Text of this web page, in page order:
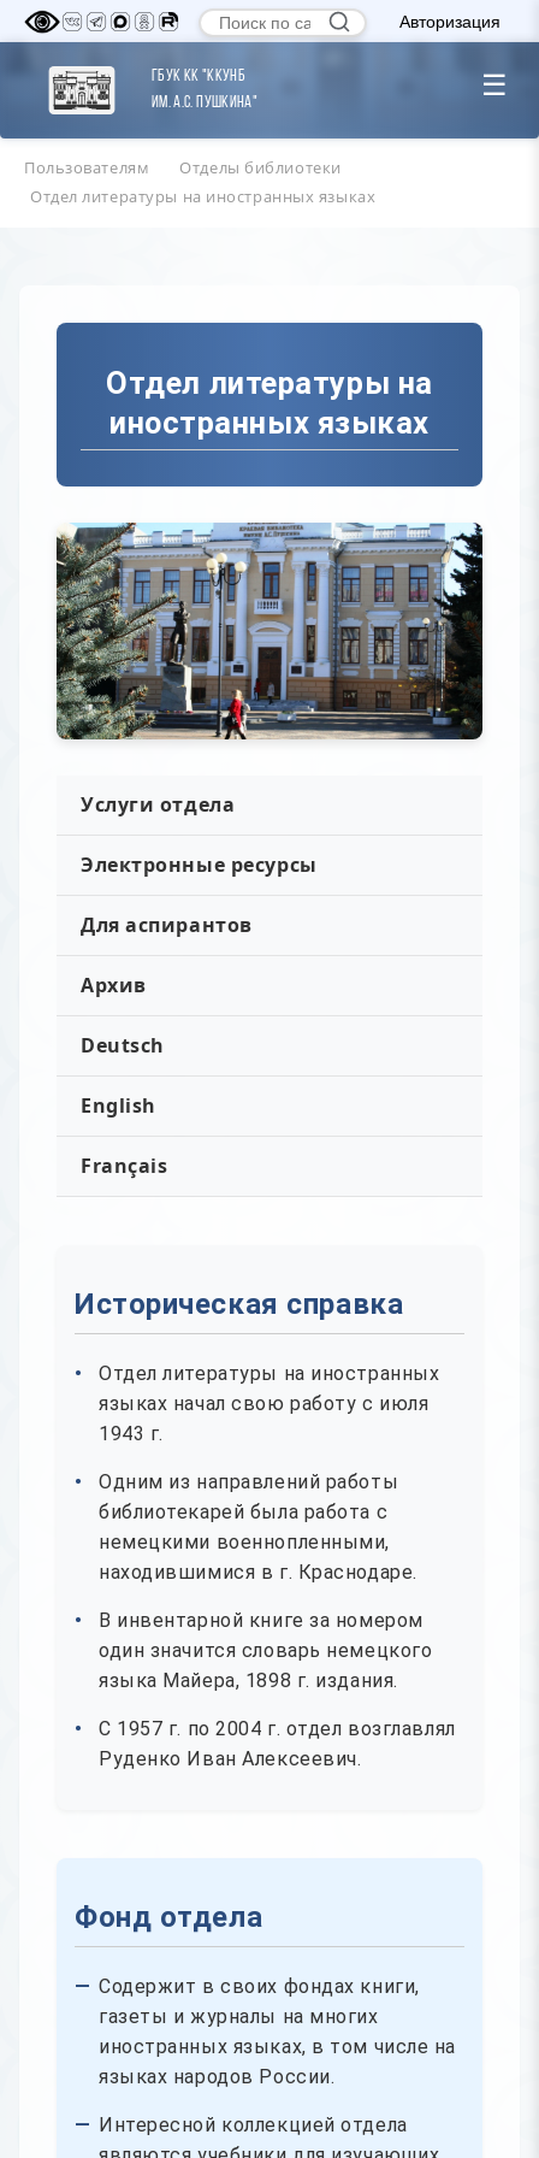
Авторизация
ГБУК КК "ККУНБ
им. А.С. Пушкина"
☰
Пользователям
Отделы библиотеки
Отдел литературы на иностранных языках
Отдел литературы на
иностранных языках
Услуги отдела
Электронные ресурсы
Для аспирантов
Архив
Deutsch
English
Français
Историческая справка
Отдел литературы на иностранных
языках начал свою работу с июля
1943 г.
Одним из направлений работы
библиотекарей была работа с
немецкими военнопленными,
находившимися в г. Краснодаре.
В инвентарной книге за номером
один значится словарь немецкого
языка Майера, 1898 г. издания.
С 1957 г. по 2004 г. отдел возглавлял
Руденко Иван Алексеевич.
Фонд отдела
Содержит в своих фондах книги,
газеты и журналы на многих
иностранных языках, в том числе на
языках народов России.
Интересной коллекцией отдела